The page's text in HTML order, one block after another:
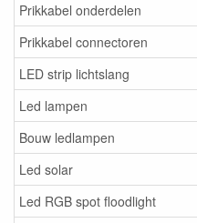
Prikkabel onderdelen
Prikkabel connectoren
LED strip lichtslang
Led lampen
Bouw ledlampen
Led solar
Led RGB spot floodlight